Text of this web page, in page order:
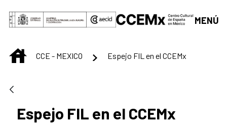
Saltar al contenido principal
MENÚ
INICIOCCE - MEXICO Espejo FIL en el CCEMx
Espejo FIL en el CCEMx